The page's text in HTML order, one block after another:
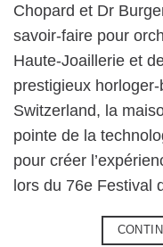
Chopard et Dr
savoir-faire pour
Haute-Joaillerie et
prestigieux
Switzerland, la
pointe de la
pour créer
lors du 76e Festival